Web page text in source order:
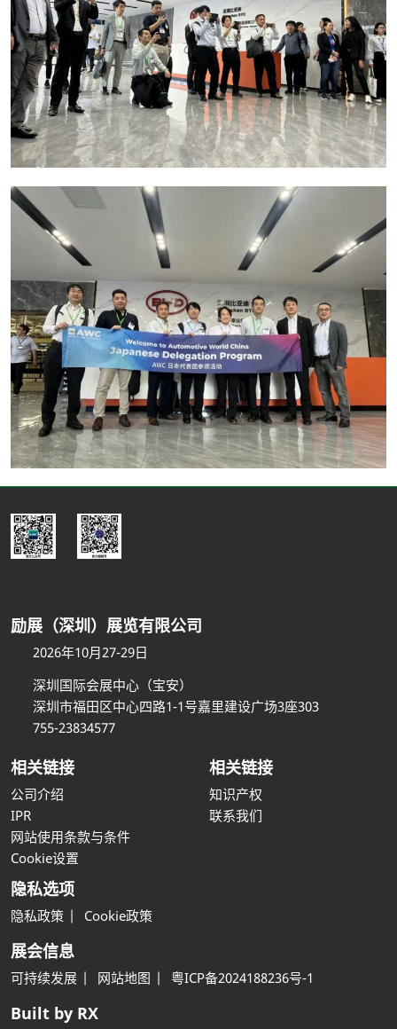
励展（深圳）展览有限公司
2026年10月27-29日
深圳国际会展中心（宝安）
深圳市福田区中心四路1-1号嘉里建设广场3座303
755-23834577
相关链接
公司介绍
IPR
网站使用条款与条件
Cookie设置
相关链接
知识产权
联系我们
隐私选项
隐私政策 Cookie政策
展会信息
可持续发展 网站地图 粤ICP备2024188236号-1
Built by RX